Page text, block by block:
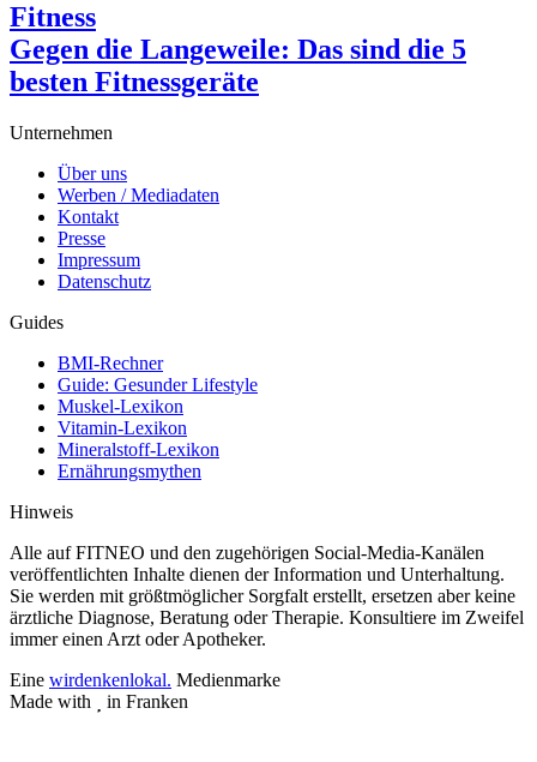
Fitness
Gegen die Langeweile: Das sind die 5
besten Fitnessgeräte
Unternehmen
Über uns
Werben / Mediadaten
Kontakt
Presse
Impressum
Datenschutz
Guides
BMI-Rechner
Guide: Gesunder Lifestyle
Muskel-Lexikon
Vitamin-Lexikon
Mineralstoff-Lexikon
Ernährungsmythen
Hinweis
Alle auf FITNEO und den zugehörigen Social-Media-Kanälen
veröffentlichten Inhalte dienen der Information und Unterhaltung.
Sie werden mit größtmöglicher Sorgfalt erstellt, ersetzen aber keine
ärztliche Diagnose, Beratung oder Therapie. Konsultiere im Zweifel
immer einen Arzt oder Apotheker.
Eine wirdenkenlokal. Medienmarke
Made with
in Franken